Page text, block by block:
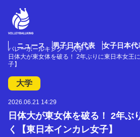
ニュース 男子日本代表 女子日本代
バレーボールキング
大学
日体大が東女体を破る！ 2年ぶりに東日本女王
子】
大学
2026.06.21 14:29
日体大が東女体を破る！ 2年ぶ
く【東日本インカレ女子】